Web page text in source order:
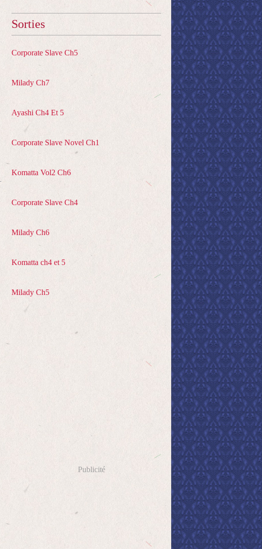
Sorties
Corporate Slave Ch5
Milady Ch7
Ayashi Ch4 Et 5
Corporate Slave Novel Ch1
Komatta Vol2 Ch6
Corporate Slave Ch4
Milady Ch6
Komatta ch4 et 5
Milady Ch5
Publicité